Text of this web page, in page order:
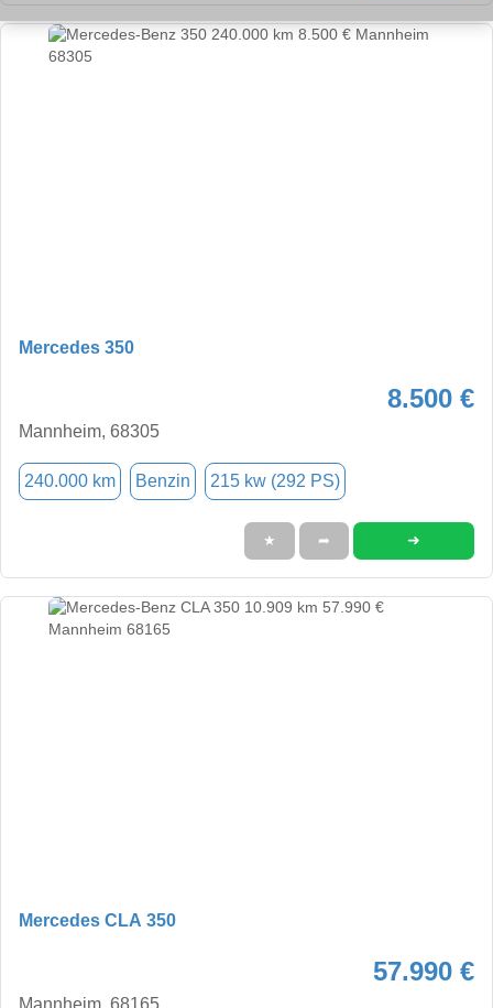
Mercedes 350
8.500 €
Mannheim, 68305
240.000 km Benzin 215 kw (292 PS)
★ ➦ ➜
Mercedes CLA 350
57.990 €
Mannheim, 68165